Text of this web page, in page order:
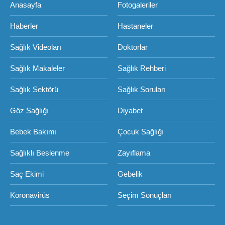
Anasayfa Fotogaleriler
Haberler Hastaneler
Sağlık Videoları Doktorlar
Sağlık Makaleler Sağlık Rehberi
Sağlık Sektörü Sağlık Soruları
Göz Sağlığı Diyabet
Bebek Bakımı Çocuk Sağlığı
Sağlıklı Beslenme Zayıflama
Saç Ekimi Gebelik
Koronavirüs Seçim Sonuçları